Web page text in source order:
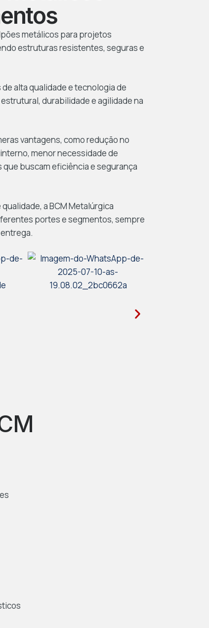
metálicos para projetos
estruturas resistentes, seguras e
alta qualidade e tecnologia de
durabilidade e agilidade na
vantagens, como redução no
menor necessidade de
buscam eficiência e segurança
a BCM Metalúrgica
portes e segmentos, sempre